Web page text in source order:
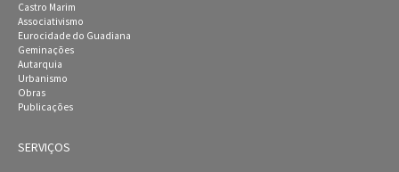
Castro Marim
Associativismo
Eurocidade do Guadiana
Geminações
Autarquia
Urbanismo
Obras
Publicações
SERVIÇOS